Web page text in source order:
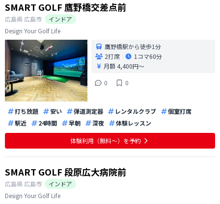
SMART GOLF 鷹野橋交差点前
広島県 広島市
インドア
Design Your Golf Life
鷹野橋駅から徒歩1分
2打席
1コマ60分
月額 4,400円〜
0
0
打ち放題 安い 弾道測定器 レンタルクラブ
個室打席
駅近
24時間 早朝 深夜 体験レッスン
体験利用（無料〜）を予約
SMART GOLF 段原広大病院前
広島県 広島市
インドア
Design Your Golf Life